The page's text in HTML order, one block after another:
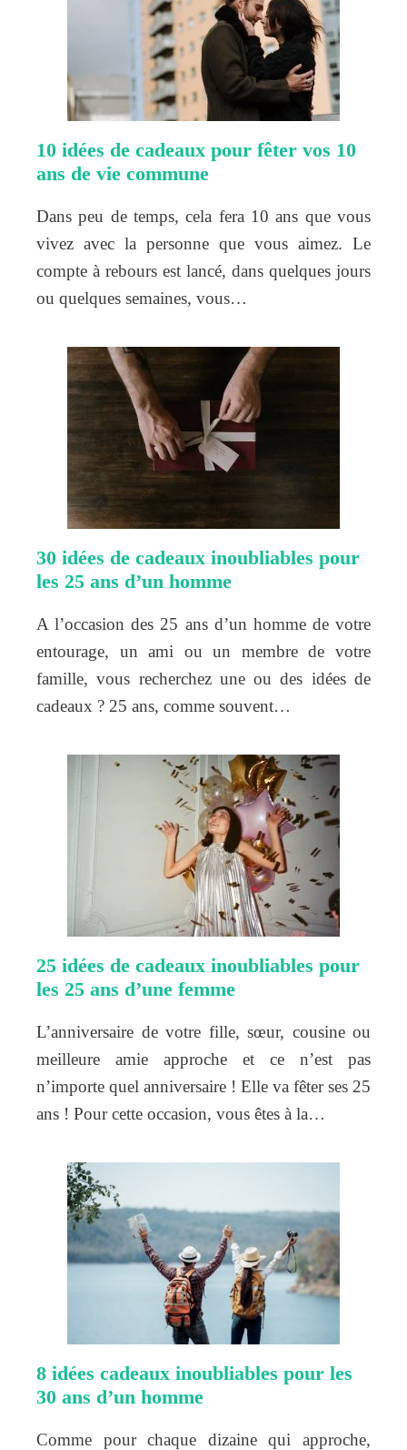
10 idées de cadeaux pour fêter vos 10
ans de vie commune
Dans peu de temps, cela fera 10 ans que vous
vivez avec la personne que vous aimez. Le
compte à rebours est lancé, dans quelques jours
ou quelques semaines, vous…
30 idées de cadeaux inoubliables pour
les 25 ans d’un homme
A l’occasion des 25 ans d’un homme de votre
entourage, un ami ou un membre de votre
famille, vous recherchez une ou des idées de
cadeaux ? 25 ans, comme souvent…
25 idées de cadeaux inoubliables pour
les 25 ans d’une femme
L’anniversaire de votre fille, sœur, cousine ou
meilleure amie approche et ce n’est pas
n’importe quel anniversaire ! Elle va fêter ses 25
ans ! Pour cette occasion, vous êtes à la…
8 idées cadeaux inoubliables pour les
30 ans d’un homme
Comme pour chaque dizaine qui approche,